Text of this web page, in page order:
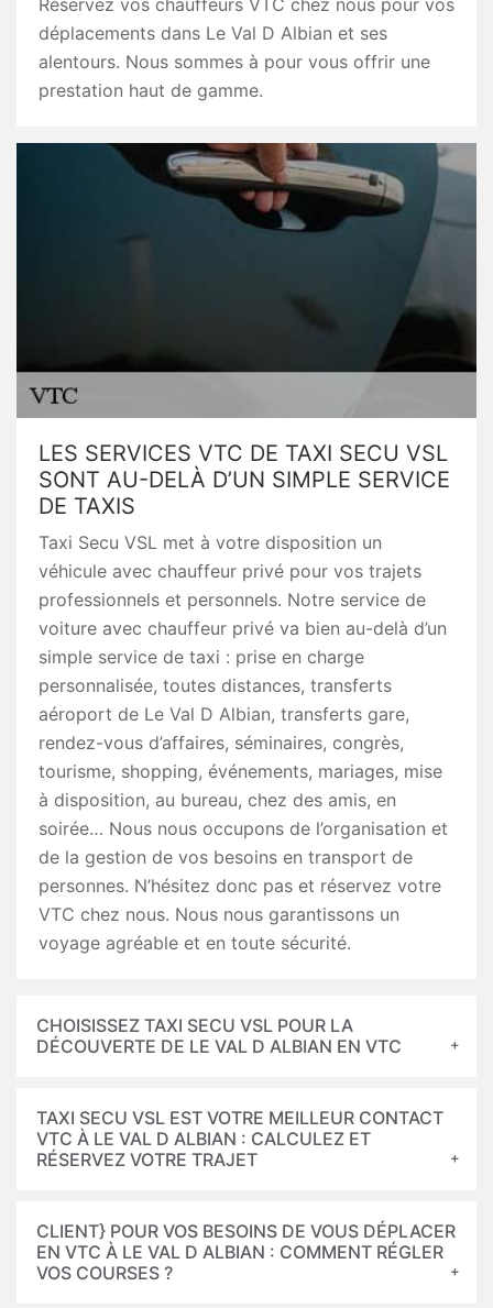
Réservez vos chauffeurs VTC chez nous pour vos
déplacements dans Le Val D Albian et ses
alentours. Nous sommes à pour vous offrir une
prestation haut de gamme.
LES SERVICES VTC DE TAXI SECU VSL
SONT AU-DELÀ D’UN SIMPLE SERVICE
DE TAXIS
Taxi Secu VSL met à votre disposition un
véhicule avec chauffeur privé pour vos trajets
professionnels et personnels. Notre service de
voiture avec chauffeur privé va bien au-delà d’un
simple service de taxi : prise en charge
personnalisée, toutes distances, transferts
aéroport de Le Val D Albian, transferts gare,
rendez-vous d’affaires, séminaires, congrès,
tourisme, shopping, événements, mariages, mise
à disposition, au bureau, chez des amis, en
soirée… Nous nous occupons de l’organisation et
de la gestion de vos besoins en transport de
personnes. N’hésitez donc pas et réservez votre
VTC chez nous. Nous nous garantissons un
voyage agréable et en toute sécurité.
CHOISISSEZ TAXI SECU VSL POUR LA
DÉCOUVERTE DE LE VAL D ALBIAN EN VTC
TAXI SECU VSL EST VOTRE MEILLEUR CONTACT
VTC À LE VAL D ALBIAN : CALCULEZ ET
RÉSERVEZ VOTRE TRAJET
CLIENT} POUR VOS BESOINS DE VOUS DÉPLACER
EN VTC À LE VAL D ALBIAN : COMMENT RÉGLER
VOS COURSES ?